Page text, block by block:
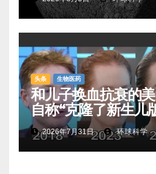
头条 生物医药
和儿子换血抗衰的
自称“克隆了新生儿
相是……
2026年7月31日 环球科学